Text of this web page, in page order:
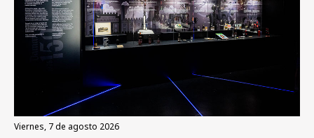
viernes, 7 de agosto 2026